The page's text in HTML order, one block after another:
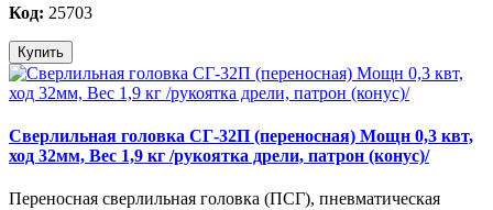
Код: 25703
Купить
Сверлильная головка СГ-32П (переносная) Мощн 0,3 квт,
ход 32мм, Вес 1,9 кг /рукоятка дрели, патрон (конус)/
Переносная сверлильная головка (ПСГ), пневматическая